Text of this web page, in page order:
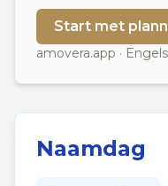
Start met
amovera.app ·
Naamdag